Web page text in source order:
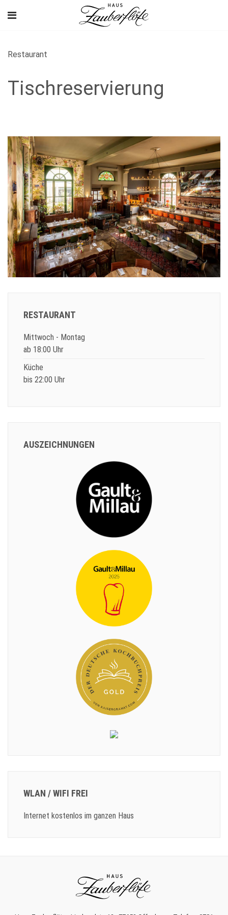
Restaurant
Tischreservierung
RESTAURANT
Mittwoch - Montag
ab 18:00 Uhr
Küche
bis 22:00 Uhr
AUSZEICHNUNGEN
WLAN / WIFI FREI
Internet kostenlos im ganzen Haus